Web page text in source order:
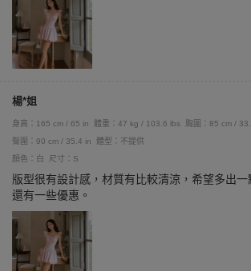
楊*姐
身高：165 cm / 65 in 體重：47 kg / 103.6 lbs 胸圍：85 cm /
臀圍：90 cm / 35.4 in
體型：不提供
顏色：白
尺寸：S
版型很有設計感，材質有比較清涼，希望多出一
還有一些優惠。